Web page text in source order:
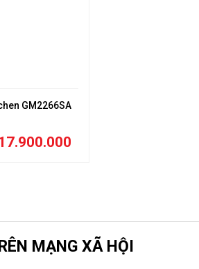
GM2266SA
MẠNG XÃ HỘI